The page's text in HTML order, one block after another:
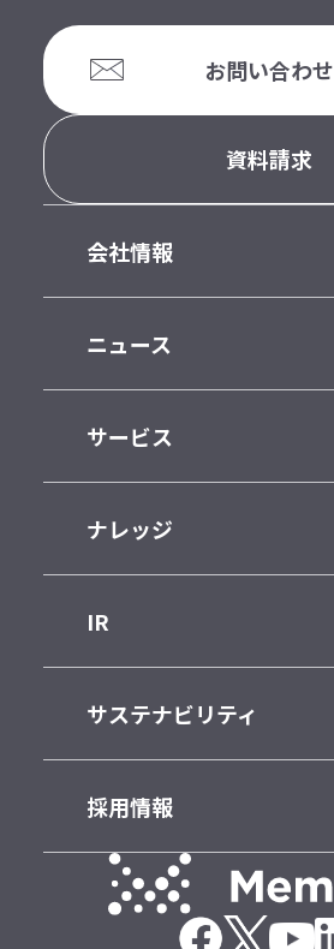
お問い合わせ
資料請求
会社情報
ニュース
サービス
ナレッジ
IR
サステナビリティ
採用情報